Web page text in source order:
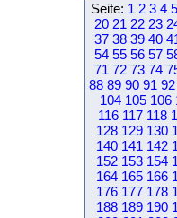
Seite: 1 2 3 4 5
20 21 22 23
37 38 39 40
54 55 56 57
71 72 73 74
88 89 90 91 92
104 105 106
116 117 118
128 129 130
140 141 142
152 153 154
164 165 166
176 177 178
188 189 190